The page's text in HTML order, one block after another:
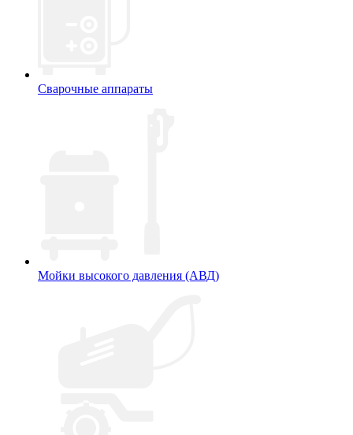
Сварочные аппараты
Мойки высокого давления (АВД)